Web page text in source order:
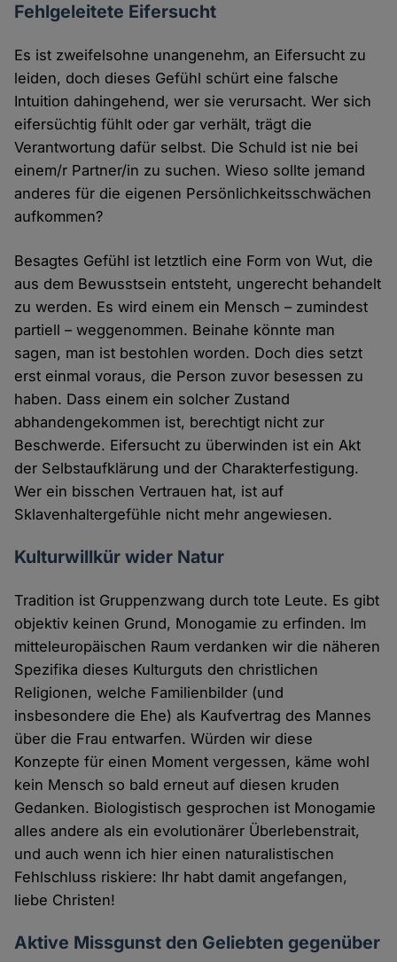
Fehlgeleitete Eifersucht
Es ist zweifelsohne unangenehm, an Eifersucht zu
leiden, doch dieses Gefühl schürt eine falsche
Intuition dahingehend, wer sie verursacht. Wer sich
eifersüchtig fühlt oder gar verhält, trägt die
Verantwortung dafür selbst. Die Schuld ist nie bei
einem/r Partner/in zu suchen. Wieso sollte jemand
anderes für die eigenen Persönlichkeitsschwächen
aufkommen?
Besagtes Gefühl ist letztlich eine Form von Wut, die
aus dem Bewusstsein entsteht, ungerecht behandelt
zu werden. Es wird einem ein Mensch – zumindest
partiell – weggenommen. Beinahe könnte man
sagen, man ist bestohlen worden. Doch dies setzt
erst einmal voraus, die Person zuvor besessen zu
haben. Dass einem ein solcher Zustand
abhandengekommen ist, berechtigt nicht zur
Beschwerde. Eifersucht zu überwinden ist ein Akt
der Selbstaufklärung und der Charakterfestigung.
Wer ein bisschen Vertrauen hat, ist auf
Sklavenhaltergefühle nicht mehr angewiesen.
Kulturwillkür wider Natur
Tradition ist Gruppenzwang durch tote Leute. Es gibt
objektiv keinen Grund, Monogamie zu erfinden. Im
mitteleuropäischen Raum verdanken wir die näheren
Spezifika dieses Kulturguts den christlichen
Religionen, welche Familienbilder (und
insbesondere die Ehe) als Kaufvertrag des Mannes
über die Frau entwarfen. Würden wir diese
Konzepte für einen Moment vergessen, käme wohl
kein Mensch so bald erneut auf diesen kruden
Gedanken. Biologistisch gesprochen ist Monogamie
alles andere als ein evolutionärer Überlebenstrait,
und auch wenn ich hier einen naturalistischen
Fehlschluss riskiere: Ihr habt damit angefangen,
liebe Christen!
Aktive Missgunst den Geliebten gegenüber